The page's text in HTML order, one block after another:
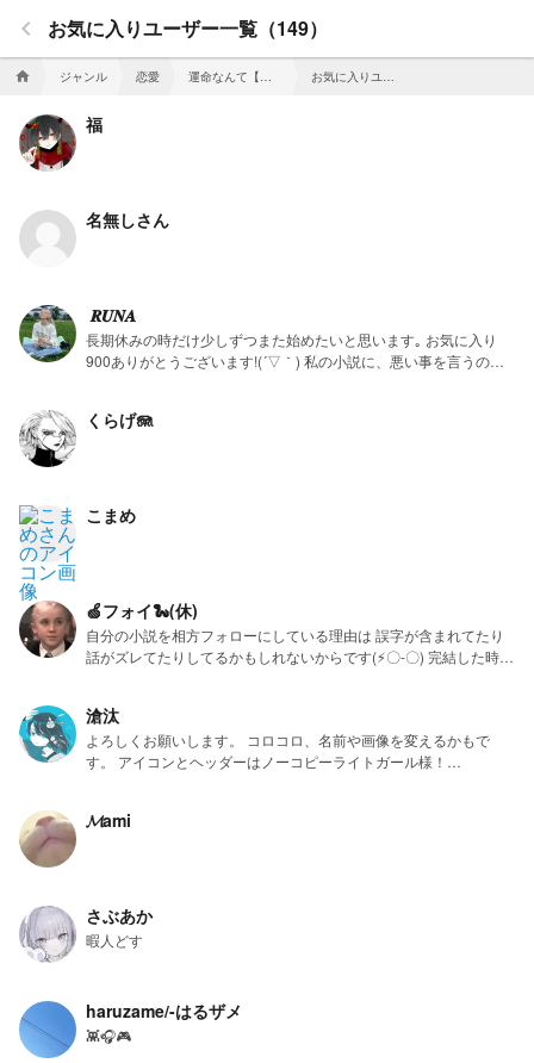
keyboard_arrow_left お気に入りユーザー一覧（149）
home ジャンル 恋愛
福
名無しさん
️ ️𝑹𝑼𝑵𝑨
長期休みの時だけ少しずつまた始めたいと思います｡ お気に入り
900ありがとうございます!(´▽｀) 私の小説に、悪い事を言うのは
てください！ 是非友達になりましょ！ 友達欄
2d6628291)・ひよこ🐤・くーちゃん・せな・ろい・柚魅
（https://novel.prcm.jp/user/3ET6kNN8rUQM6MpgB3FfZPBGtpI2
） ↳URL？がない人は、アイコン忘れました←すんませんm(_ _)m
推し欄 🦋☁️、⛓🦢🥀、🕊☘️、🦋💫、🤍🕊 🐼♡、🎗💜、＿⚙️、🐭🥀、
せん､｡
くらげ🪼
こまめ
🍏フォイ🐍(休)
自分の小説を相方フォローにしている理由は 誤字が含まれてたり
話がズレてたりしてるかもしれないからです(⚡〇-〇) 完結した時に
す。(風邪を引いた日やテスト勉強中は投稿できないですごめんな
さい) 追加 最近少し忙しくなってきたので少しお休みさせていただ
きます。
滄汰
よろしくお願いします。 コロコロ、名前や画像を変えるかもで
す。 アイコンとヘッダーはノーコピーライトガール様！
𝓜ami
さぶあか
暇人どす
haruzame/-はるザメ
👾🎧🎮